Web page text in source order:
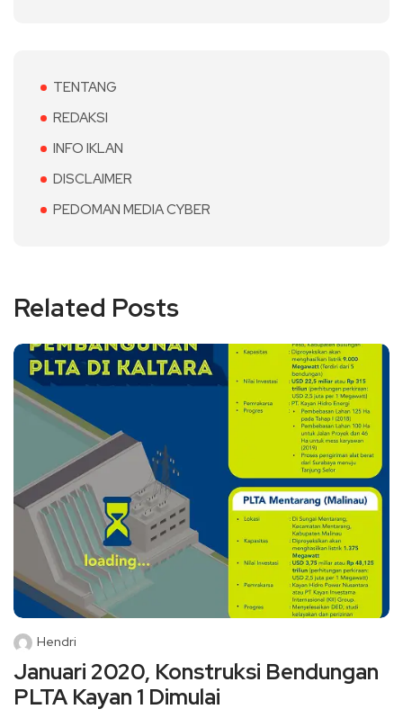
TENTANG
REDAKSI
INFO IKLAN
DISCLAIMER
PEDOMAN MEDIA CYBER
Related Posts
Hendri
Januari 2020, Konstruksi Bendungan
PLTA Kayan 1 Dimulai